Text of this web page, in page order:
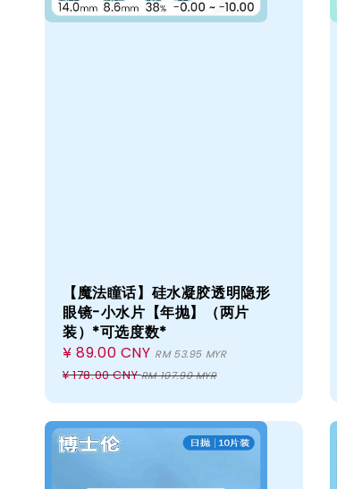
【魔法瞳话】硅水凝胶透明隐形
眼镜-小水片【年抛】（两片
装）*可选度数*
Sale
price
¥ 89.00 CNY RM 53.95 MYR
¥ 178.00 CNYRM 107.90 MYR